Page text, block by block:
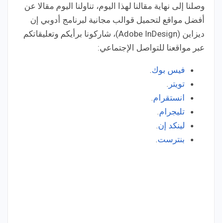
وصلنا إلى نهاية مقالنا لهذا اليوم، تناولنا اليوم مقالا عن
أفضل مواقع لتحميل قوالب مجانية لبرنامج أدوبي إن
ديزاين (Adobe InDesign)، شاركونا برأيكم وتعليقاتكم
عبر مواقعنا للتواصل الإجتماعي:
فيس بوك.
تويتر .
انستقرام.
تليجرام.
لينكد إن.
بنترست.